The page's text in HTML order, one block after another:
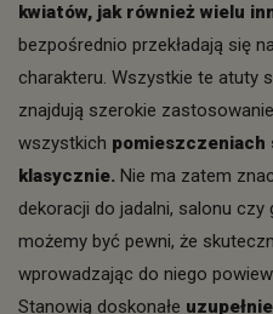
kwiatów, jak również wielu
bezpośrednio przekładają się
charakteru. Wszystkie te atuty
znajdują szerokie
wszystkich pomieszczeniach
klasycznie. Nie ma zatem
dekoracji do jadalni, salonu
możemy być pewni, że
wprowadzając do niego
Stanowią doskonałe